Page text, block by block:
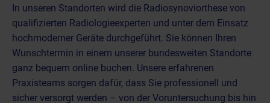
In unseren Standorten wird die Radiosynoviorthese von
qualifizierten Radiologieexperten und unter dem Einsatz
hochmoderner Geräte durchgeführt. Sie können Ihren
Wunschtermin in einem unserer bundesweiten Standorte
ganz bequem online buchen. Unsere erfahrenen
Praxisteams sorgen dafür, dass Sie professionell und
sicher versorgt werden – von der Voruntersuchung bis hin